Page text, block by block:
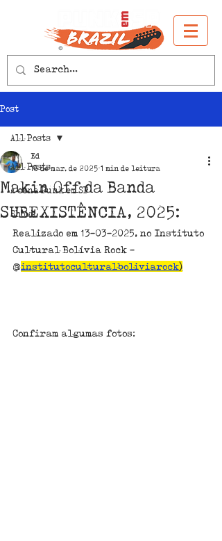
Post
All Posts
A cena Punk em SP
Shows
All Posts
Makin Off da Banda
SUBEXISTÊNCIA, 2025:
Ed
16 de mar. de 2025 1 min de leitura
Realizado em 13-03-2025, no Instituto
Cultural Bolívia Rock -
@institutoculturalboliviarock)
Confiram algumas fotos: